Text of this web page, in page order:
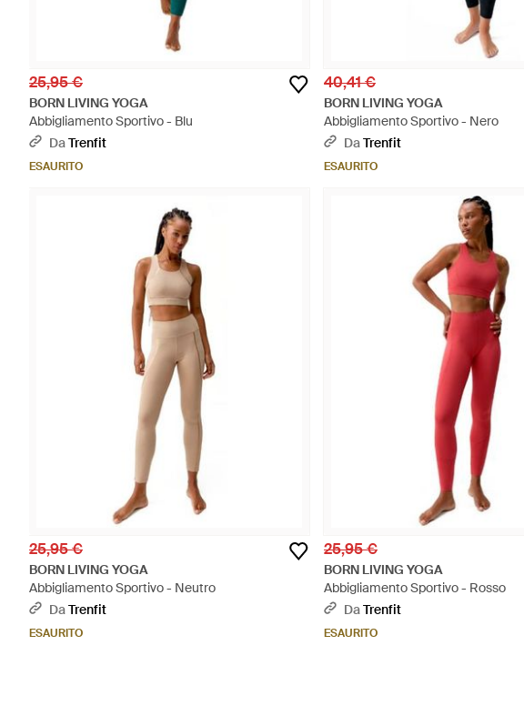
25,95 €
BORN LIVING YOGA
Abbigliamento Sportivo - Blu
DaTrenfit
ESAURITO
40,41 €
BORN LIVING YOGA
Abbigliamento Sportivo - Nero
DaTrenfit
ESAURITO
25,95 €
BORN LIVING YOGA
Abbigliamento Sportivo - Neutro
DaTrenfit
ESAURITO
25,95 €
BORN LIVING YOGA
Abbigliamento Sportivo - Rosso
DaTrenfit
ESAURITO